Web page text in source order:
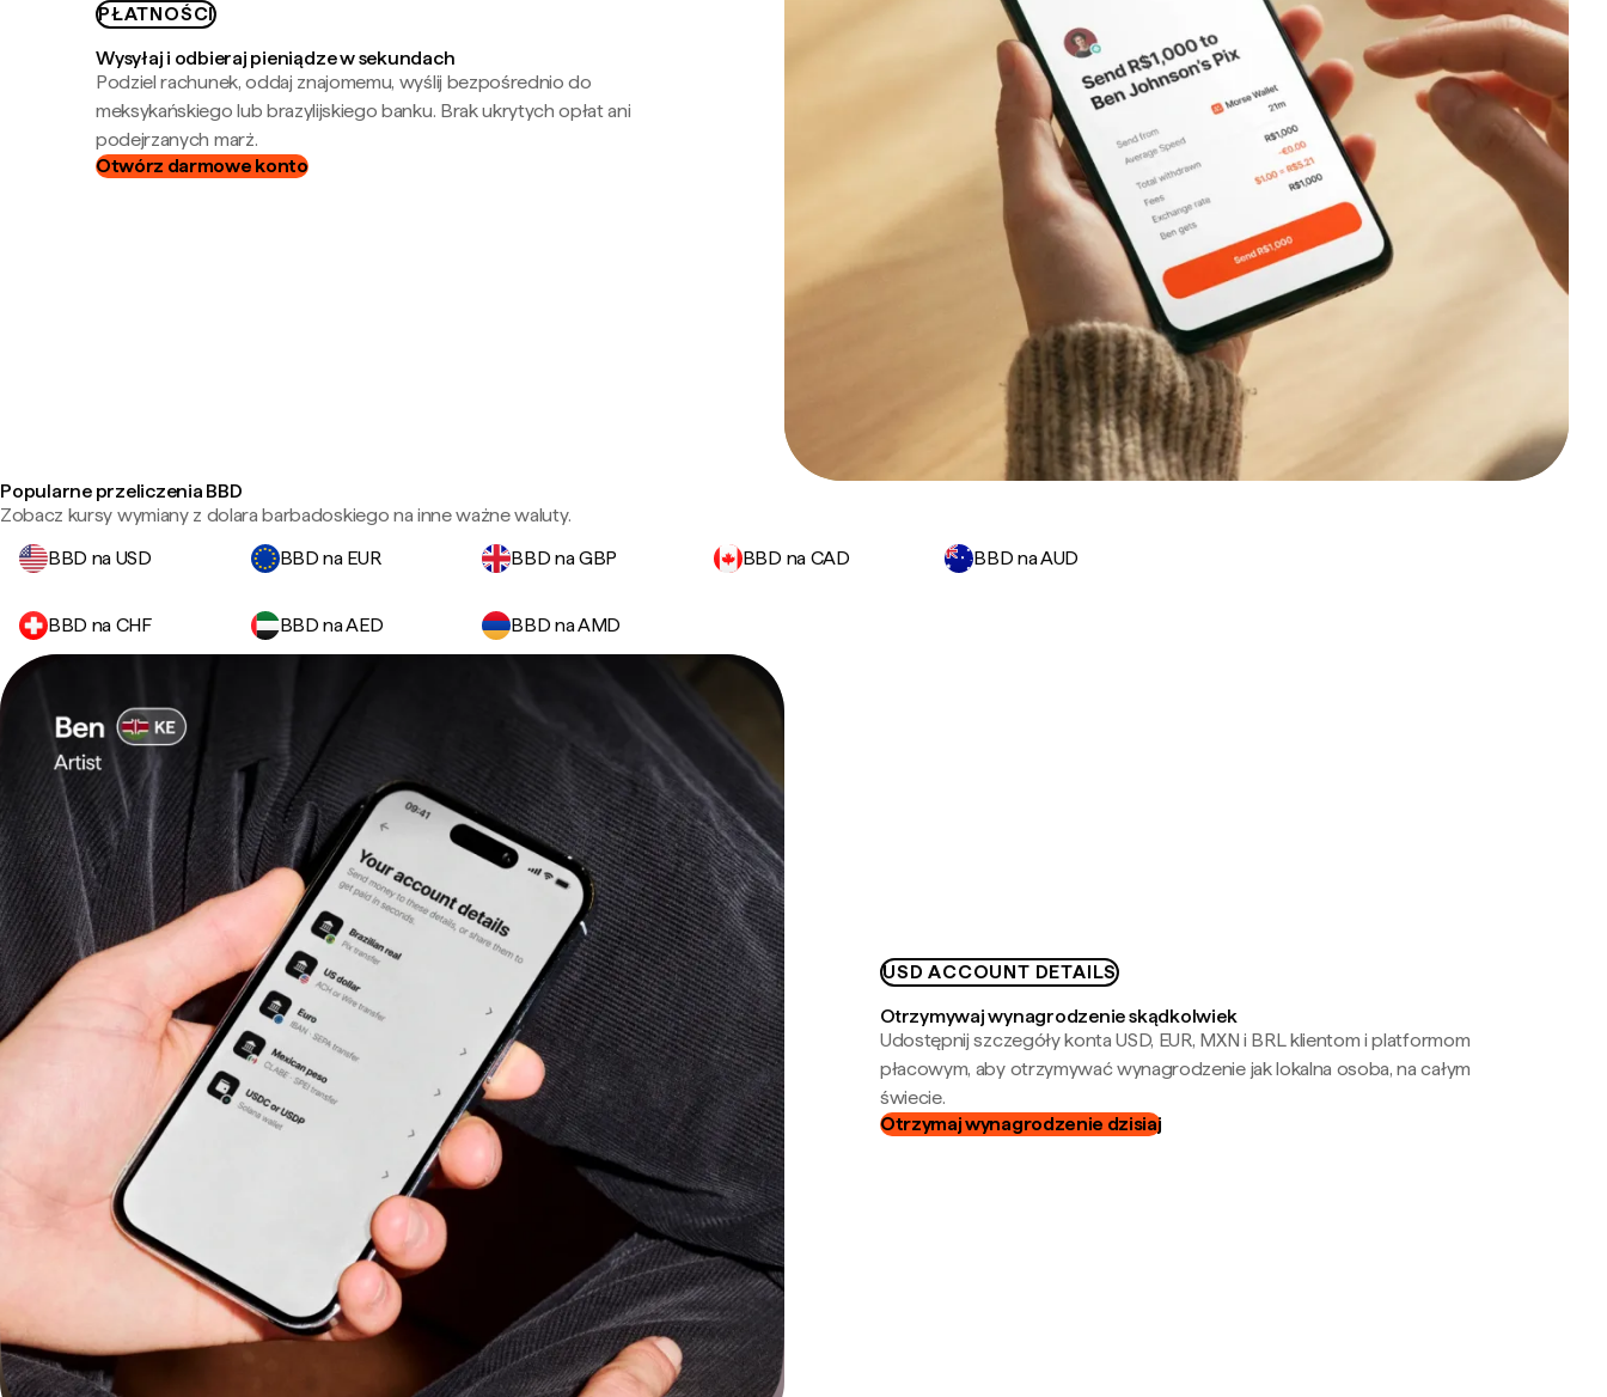
PŁATNOŚCI
Wysyłaj i odbieraj pieniądze w sekundach
Podziel rachunek, oddaj znajomemu, wyślij bezpośrednio do
meksykańskiego lub brazylijskiego banku. Brak ukrytych opłat ani
podejrzanych marż.
Otwórz darmowe konto
Popularne przeliczenia BBD
Zobacz kursy wymiany z dolara barbadoskiego na inne ważne waluty.
BBD na USD
BBD na EUR BBD na GBP BBD na CAD BBD na AUD
BBD na CHF BBD na AED BBD na AMD
USD ACCOUNT DETAILS
Otrzymywaj wynagrodzenie skądkolwiek
Udostępnij szczegóły konta USD, EUR, MXN i BRL klientom i platformom
płacowym, aby otrzymywać wynagrodzenie jak lokalna osoba, na całym
świecie.
Otrzymaj wynagrodzenie dzisiaj